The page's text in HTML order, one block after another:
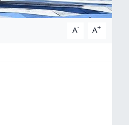
A- A+